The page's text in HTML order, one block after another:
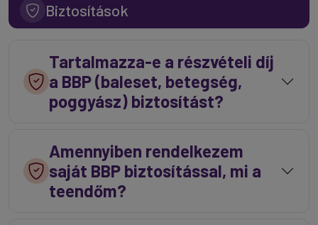
Biztosítások
Tartalmazza-e a részvételi díj
a BBP (baleset, betegség,
poggyász) biztosítást?
Amennyiben rendelkezem
saját BBP biztosítással, mi a
teendőm?